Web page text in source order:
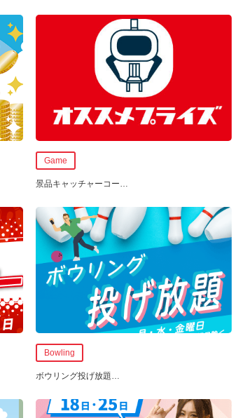
Game
景品キャッチャーコー…
Bowling
ボウリング投げ放題…